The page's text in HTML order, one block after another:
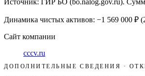
Источник: ГИР БО (bo.nalog.gov.ru).
Динамика чистых активов: −1 569 000 ₽ (
Сайт компании
cccv.ru
ДОПОЛНИТЕЛЬНЫЕ СВЕДЕНИЯ ·